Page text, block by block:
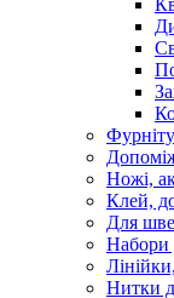
Ножі,
Клей,
Для
Набори
Нитки